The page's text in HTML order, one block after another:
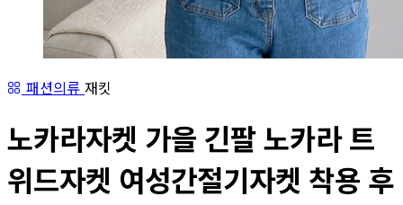
패션의류 재킷
노카라자켓 가을 긴팔 노카라 트
위드자켓 여성간절기자켓 착용 후